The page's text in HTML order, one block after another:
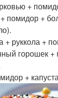
+
помидор +
+ руккола +
горошек +
+